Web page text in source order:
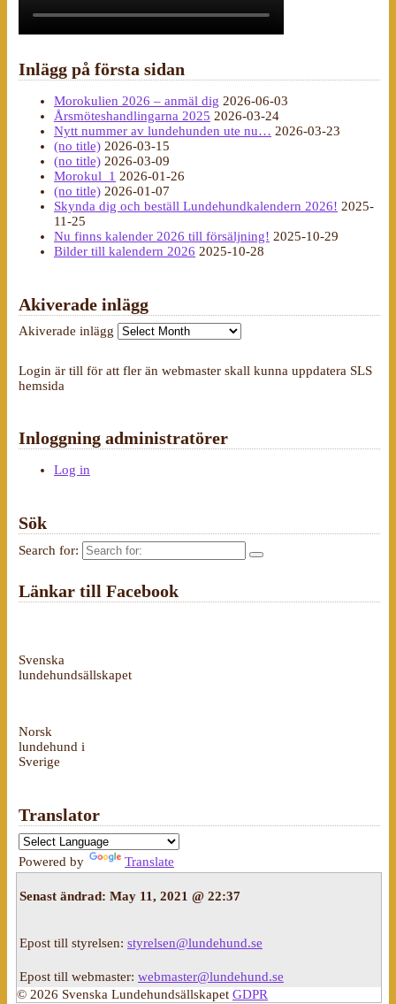
Inlägg på första sidan
Morokulien 2026 – anmäl dig 2026-06-03
Årsmöteshandlingarna 2025 2026-03-24
Nytt nummer av lundehunden ute nu… 2026-03-23
(no title) 2026-03-15
(no title) 2026-03-09
Morokul_1 2026-01-26
(no title) 2026-01-07
Skynda dig och beställ Lundehundkalendern 2026! 2025-
11-25
Nu finns kalender 2026 till försäljning! 2025-10-29
Bilder till kalendern 2026 2025-10-28
Akiverade inlägg
Akiverade inlägg
Login är till för att fler än webmaster skall kunna uppdatera SLS
hemsida
Inloggning administratörer
Log in
Sök
Search for:
Länkar till Facebook
Svenska
lundehundsällskapet
Norsk
lundehund i
Sverige
Translator
Powered by Translate
Senast ändrad: May 11, 2021 @ 22:37
Epost till styrelsen: styrelsen@lundehund.se
Epost till webmaster: webmaster@lundehund.se
© 2026 Svenska Lundehundsällskapet GDPR